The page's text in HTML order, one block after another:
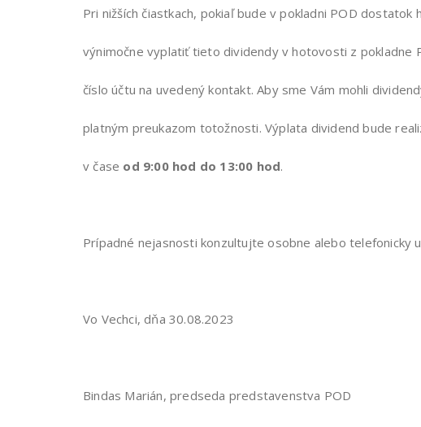
Pri nižších čiastkach, pokiaľ bude v pokladni POD
výnimočne vyplatiť tieto dividendy v hotovosti z pokladne
číslo účtu na uvedený kontakt. Aby sme Vám mohli
platným preukazom totožnosti. Výplata dividend bude
v čase od 9:00 hod do 13:00 hod.
Prípadné nejasnosti konzultujte osobne alebo telefonicky
Vo Vechci, dňa 30.08.2023
Bindas Marián, predseda predstavenstva POD